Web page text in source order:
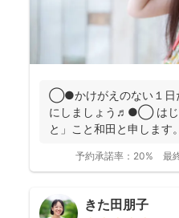
◯●かけがえのない１日
にしましょう♬●◯ はじ
と」こと和田と申します
予約承諾率： 20% 最
きた田朋子